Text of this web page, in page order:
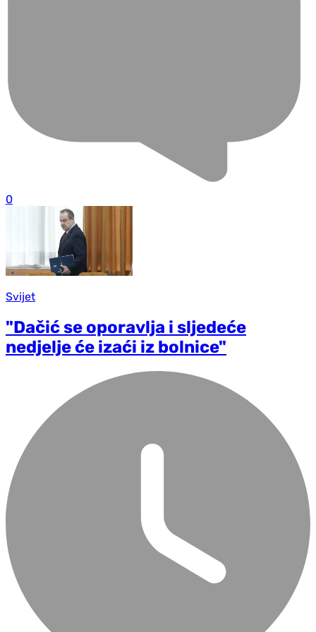
0
Svijet
"Dačić se oporavlja i sljedeće
nedjelje će izaći iz bolnice"